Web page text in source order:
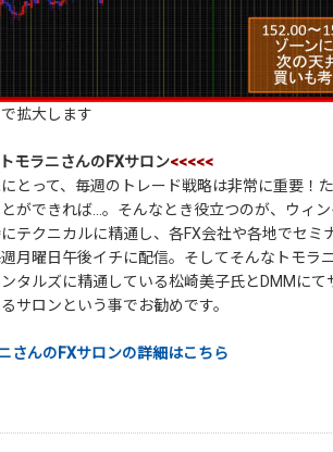
拡大します
モラニさんのFXサロン<<<<<
とって、毎週のトレード戦略は非常に重要！
ができれば...。そんなとき役立つのが、ウィ
テクニカルに精通し、各FX会社や各地でセ
月曜日午後イチに配信。そしてそんなトモラ
タルズに精通している松崎美子氏とDMMに
サロンという事でお勧めです。
さんのFXサロンの詳細はこちら